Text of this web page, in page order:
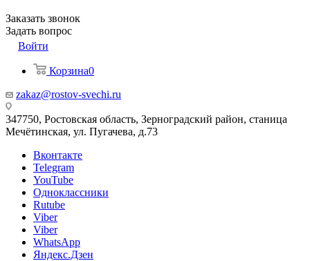
Заказать звонок
Задать вопрос
Войти
Корзина0
zakaz@rostov-svechi.ru
347750, Ростовская область, Зерноградский район, станица
Мечётинская, ул. Пугачева, д.73
Вконтакте
Telegram
YouTube
Одноклассники
Rutube
Viber
Viber
WhatsApp
Яндекс.Дзен